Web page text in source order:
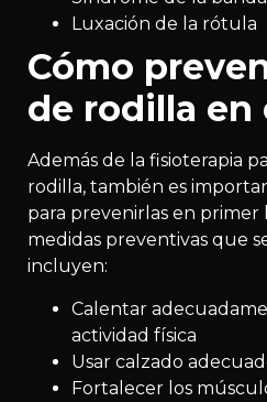
Luxación de la rótula
Cómo
de rodilla en
Además de la fisioterapia
rodilla, también es
para prevenirlas en primer
medidas preventivas que
incluyen:
Calentar
actividad física
Usar calzado
Fortalecer los